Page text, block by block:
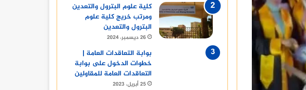
كلية علوم البترول والتعدين
ومرتب خريج كلية علوم
البترول والتعدين
26 ديسمبر، 2024
بوابة التعاقدات العامة |
خطوات الدخول على بوابة
التعاقدات العامة للمقاولين
25 أبريل، 2023